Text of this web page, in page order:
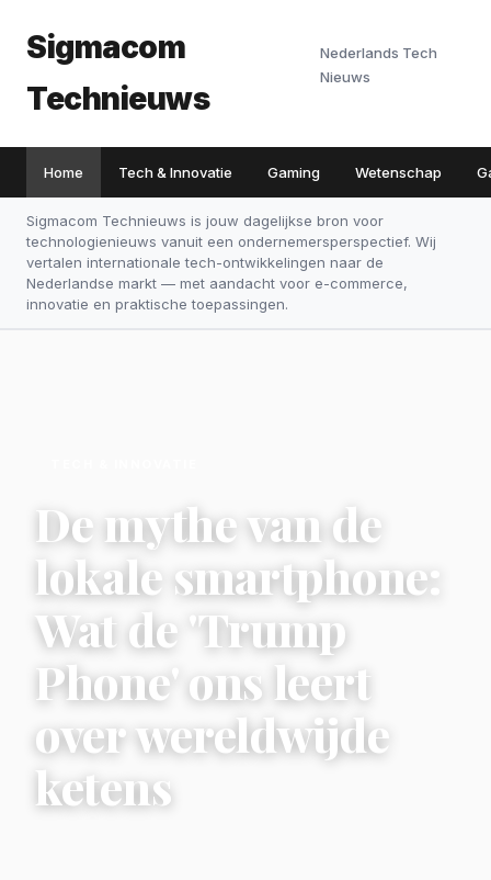
Sigmacom
Technieuws
Nederlands Tech
Nieuws
Home Tech & Innovatie Gaming Wetenschap
Sigmacom Technieuws is jouw dagelijkse bron voor
technologienieuws vanuit een ondernemersperspectief. Wij
vertalen internationale tech-ontwikkelingen naar de
Nederlandse markt — met aandacht voor e-commerce,
innovatie en praktische toepassingen.
De mythe van de
lokale smartphone:
Wat de 'Trump
Phone' ons leert
over wereldwijde
ketens